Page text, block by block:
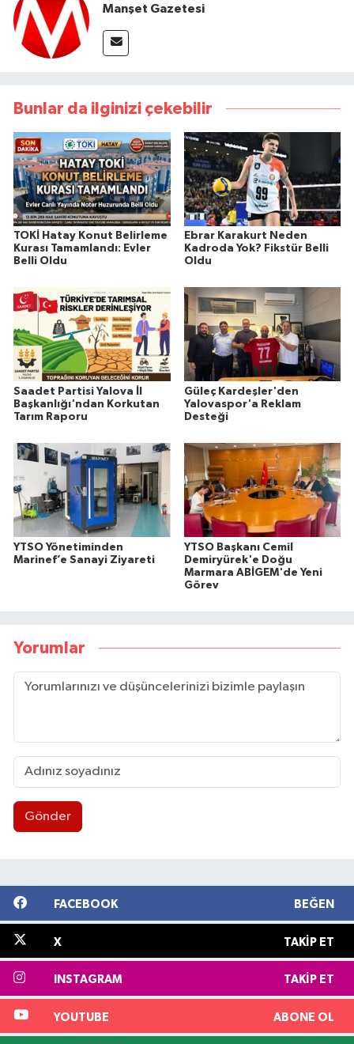
Manşet Gazetesi
Bunlar da ilginizi çekebilir
TOKİ Hatay Konut Belirleme
Kurası Tamamlandı: Evler
Belli Oldu
Ebrar Karakurt Neden
Kadroda Yok? Fikstür Belli
Oldu
Saadet Partisi Yalova İl
Başkanlığı'ndan Korkutan
Tarım Raporu
Güleç Kardeşler'den
Yalovaspor'a Reklam
Desteği
YTSO Yönetiminden
Marinef’e Sanayi Ziyareti
YTSO Başkanı Cemil
Demiryürek'e Doğu
Marmara ABİGEM'de Yeni
Görev
Yorumlar
Gönder
FACEBOOK BEĞEN
X TAKIP ET
INSTAGRAM TAKIP ET
YOUTUBE ABONE OL